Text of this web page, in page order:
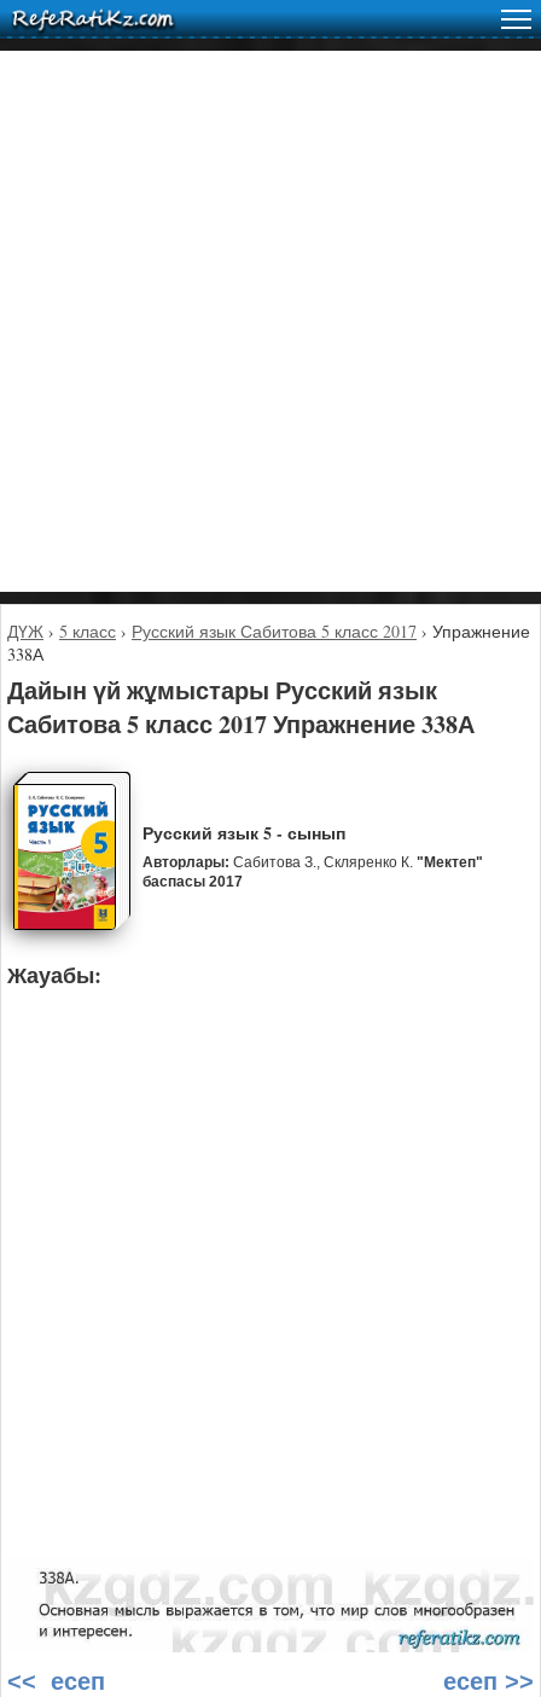
ДҮЖ › 5 класс › Русский язык Сабитова 5 класс 2017 › Упражнение
338А
Дайын үй жұмыстары Русский язык
Сабитова 5 класс 2017 Упражнение 338А
Русский язык 5 - сынып
Авторлары: Сабитова З., Скляренко К. "Мектеп"
баспасы 2017
Жауабы:
<< есеп есеп >>